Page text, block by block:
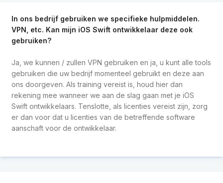
In ons bedrijf gebruiken we specifieke hulpmiddelen.
VPN, etc. Kan mijn iOS Swift ontwikkelaar deze ook
gebruiken?
Ja, we kunnen / zullen VPN gebruiken en ja, u kunt alle tools
gebruiken die uw bedrijf momenteel gebruikt en deze aan
ons doorgeven. Als training vereist is, houd hier dan
rekening mee wanneer we aan de slag gaan met je iOS
Swift ontwikkelaars. Tenslotte, als licenties vereist zijn, zorg
er dan voor dat u licenties van de betreffende software
aanschaft voor de ontwikkelaar.